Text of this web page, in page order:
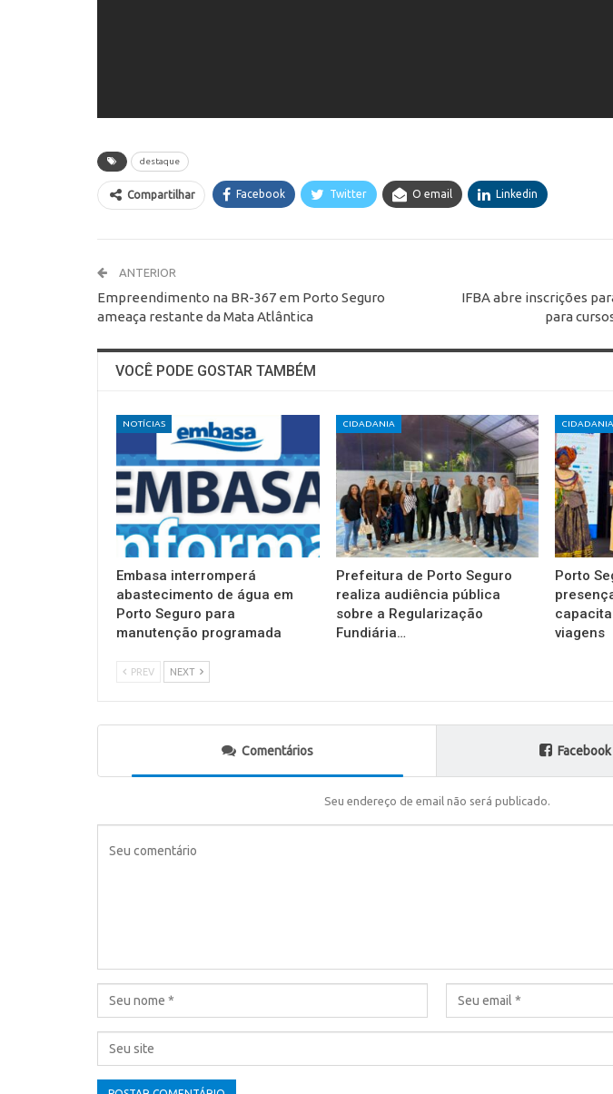
destaque
Compartilhar Facebook Twitter O email Linkedin
ANTERIOR
Empreendimento na BR-367 em Porto Seguro
ameaça restante da Mata Atlântica
IFBA abre inscrições
para
VOCÊ PODE GOSTAR TAMBÉM
NOTÍCIAS
Embasa interromperá
abastecimento de água em
Porto Seguro para
manutenção programada
CIDADANIA
Prefeitura de Porto Seguro
realiza audiência pública
sobre a Regularização
Fundiária…
CIDADANIA
Porto
viagens
PREV NEXT
Comentários
Seu endereço de email não será publicado.